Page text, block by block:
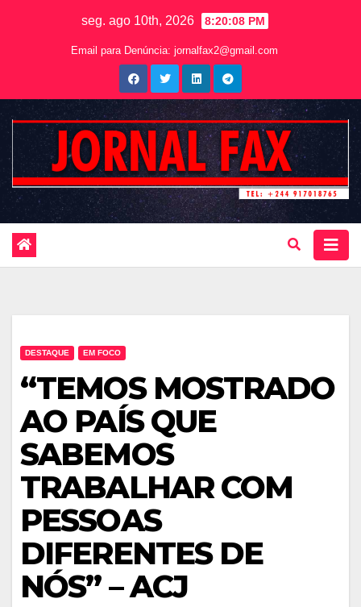
seg. ago 10th, 2026 8:20:09 PM
Email para Denúncia: jornalfax2@gmail.com
DESTAQUE EM FOCO
“TEMOS MOSTRADO
AO PAÍS QUE
SABEMOS
TRABALHAR COM
PESSOAS
DIFERENTES DE
NÓS” – ACJ